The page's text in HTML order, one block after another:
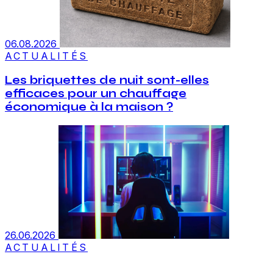
06.08.2026
ACTUALITÉS
Les briquettes de nuit sont-elles
efficaces pour un chauffage
économique à la maison ?
26.06.2026
ACTUALITÉS